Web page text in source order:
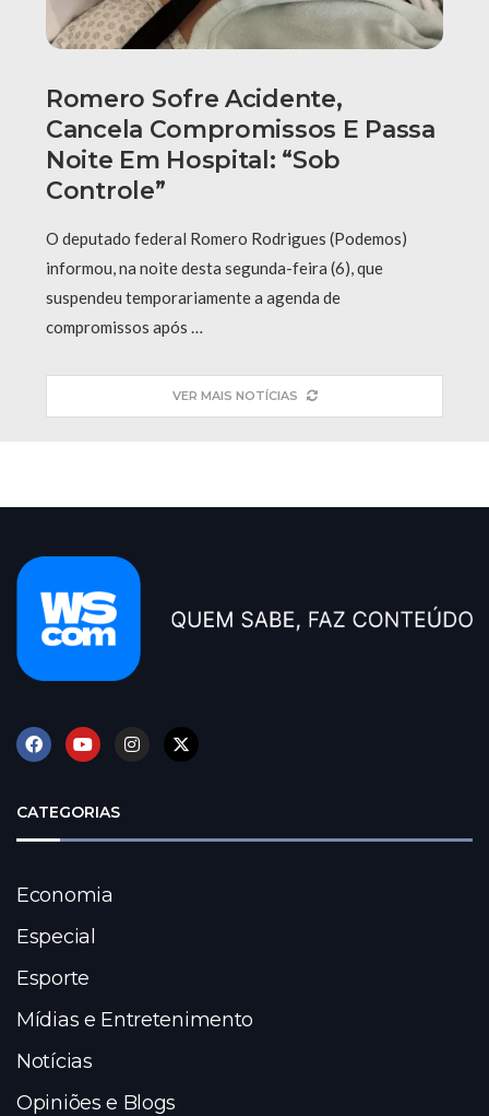
Romero Sofre Acidente,
Cancela Compromissos E Passa
Noite Em Hospital: “Sob
Controle”
O deputado federal Romero Rodrigues (Podemos)
informou, na noite desta segunda-feira (6), que
suspendeu temporariamente a agenda de
compromissos após …
VER MAIS NOTÍCIAS
CATEGORIAS
Economia
Especial
Esporte
Mídias e Entretenimento
Notícias
Opiniões e Blogs